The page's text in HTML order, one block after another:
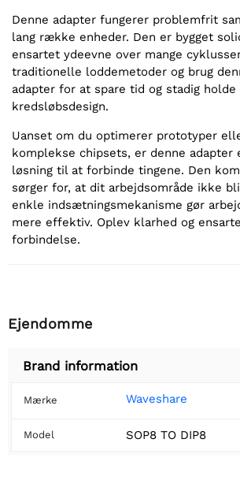
Denne adapter fungerer problemfrit
lang række enheder. Den er bygget
ensartet ydeevne over mange
traditionelle loddemetoder og brug
adapter for at spare tid og stadig
kredsløbsdesign.
Uanset om du optimerer prototyper
komplekse chipsets, er denne adapter
løsning til at forbinde tingene. Den
sørger for, at dit arbejdsområde ikke
enkle indsætningsmekanisme gør
mere effektiv. Oplev klarhed og
forbindelse.
Ejendomme
Brand information
Mærke Waveshare
Model SOP8 TO DIP8